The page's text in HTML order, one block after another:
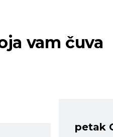
vam čuva
petak